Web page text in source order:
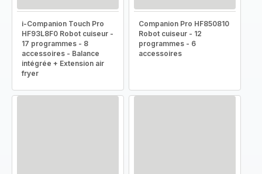
i-Companion Touch Pro
HF93L8F0 Robot cuiseur -
17 programmes - 8
accessoires - Balance
intégrée + Extension air
fryer
Companion Pro HF850810
Robot cuiseur - 12
programmes - 6
accessoires